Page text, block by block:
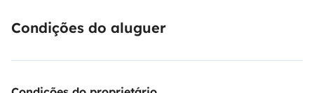
Condições do aluguer